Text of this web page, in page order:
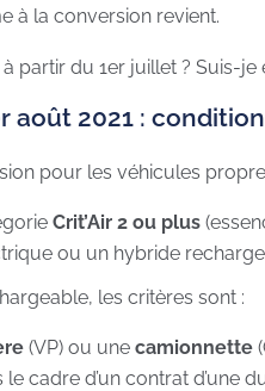
à la conversion revient.
partir du 1er juillet ? Suis-
août 2021 :
pour les véhicules
Crit’Air 2 ou plus
ou un hybride
les critères sont :
(VP) ou une camionnette
le cadre d’un contrat d’une